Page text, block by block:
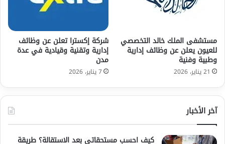
مستشفى الملك خالد التخصصي
للعيون يعلن عن وظائف إدارية
وطبية وفنية
21 يناير، 2026
شركة إكسترا تعلن عن وظائف
إدارية وتقنية وقيادية في عدة
مدن
7 يناير، 2026
آخر الأخبار
كيف احسب مستحقاتي بعد الاستقالة؟ طريقة